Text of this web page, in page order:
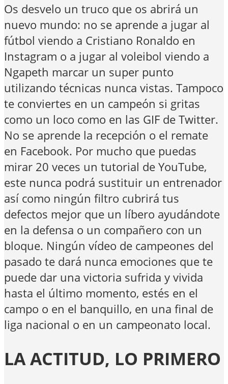
Os desvelo un truco que os abrirá un
nuevo mundo: no se aprende a jugar al
fútbol viendo a Cristiano Ronaldo en
Instagram o a jugar al voleibol viendo a
Ngapeth marcar un super punto
utilizando técnicas nunca vistas. Tampoco
te conviertes en un campeón si gritas
como un loco como en las GIF de Twitter.
No se aprende la recepción o el remate
en Facebook. Por mucho que puedas
mirar 20 veces un tutorial de YouTube,
este nunca podrá sustituir un entrenador
así como ningún filtro cubrirá tus
defectos mejor que un líbero ayudándote
en la defensa o un compañero con un
bloque. Ningún vídeo de campeones del
pasado te dará nunca emociones que te
puede dar una victoria sufrida y vivida
hasta el último momento, estés en el
campo o en el banquillo, en una final de
liga nacional o en un campeonato local.
LA ACTITUD, LO PRIMERO